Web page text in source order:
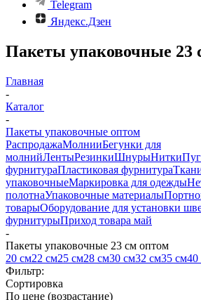
Telegram
Яндекс.Дзен
Пакеты упаковочные 23
Главная
-
Каталог
-
Пакеты упаковочные оптом
РаспродажаМолнииБегунки для
молнийЛентыРезинкиШнурыНитки
фурнитураПластиковая фурнитура
упаковочныеМаркировка для одежды
полотнаУпаковочные материалы
товарыОборудование для установки
фурнитурыПриход товара май
-
Пакеты упаковочные 23 см оптом
20 см22 см25 см28 см30 см32 см35 см40
Фильтр:
Сортировка
По цене (возрастание)